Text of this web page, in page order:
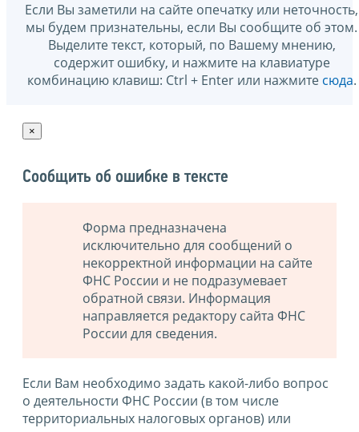
Если Вы заметили на сайте опечатку или неточность,
мы будем признательны, если Вы сообщите об этом.
Выделите текст, который, по Вашему мнению,
содержит ошибку, и нажмите на клавиатуре
комбинацию клавиш: Ctrl + Enter или нажмите сюда.
×
Сообщить об ошибке в тексте
Форма предназначена
исключительно для сообщений о
некорректной информации на сайте
ФНС России и не подразумевает
обратной связи. Информация
направляется редактору сайта ФНС
России для сведения.
Если Вам необходимо задать какой-либо вопрос
о деятельности ФНС России (в том числе
территориальных налоговых органов) или